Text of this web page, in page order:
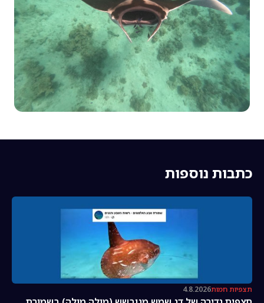
כתבות נוספות
תצפיות חמות4.8.2026